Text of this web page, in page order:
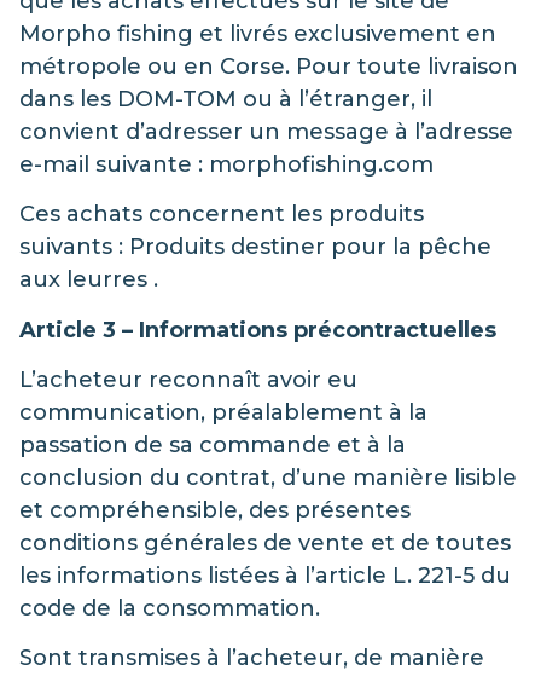
Morpho fishing et livrés exclusivement en
métropole ou en Corse. Pour toute livraison
dans les DOM-TOM ou à l’étranger, il
convient d’adresser un message à l’adresse
e-mail suivante : morphofishing.com
Ces achats concernent les produits
suivants : Produits destiner pour la pêche
aux leurres .
Article 3 – Informations précontractuelles
L’acheteur reconnaît avoir eu
communication, préalablement à la
passation de sa commande et à la
conclusion du contrat, d’une manière lisible
et compréhensible, des présentes
conditions générales de vente et de toutes
les informations listées à l’article L. 221-5 du
code de la consommation.
Sont transmises à l’acheteur, de manière